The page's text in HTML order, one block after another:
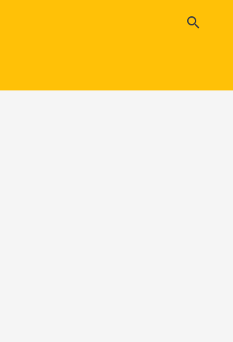
search